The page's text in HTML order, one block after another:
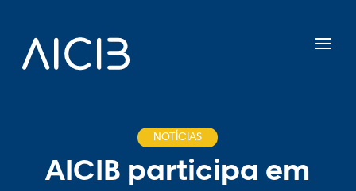
NOTÍCIAS
AICIB participa em